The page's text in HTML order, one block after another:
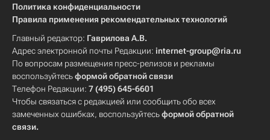
Политика конфиденциальности
Правила применения рекомендательных технологий
Главный редактор: Гаврилова А.В.
Адрес электронной почты Редакции: internet-group@ria.ru
По вопросам размещения пресс-релизов и рекламы
воспользуйтесьформой обратной связи
Телефон Редакции: 7 (495) 645-6601
Чтобы связаться с редакцией или сообщить обо всех
замеченных ошибках, воспользуйтесьформой обратной
связи.